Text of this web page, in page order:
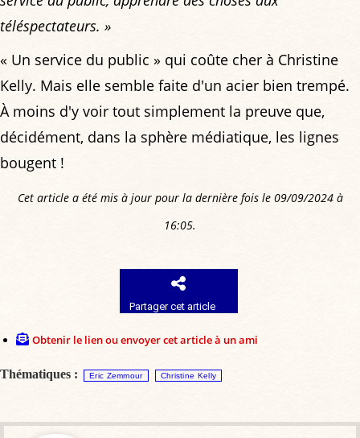
téléspectateurs. »
« Un service du public » qui coûte cher à Christine
Kelly. Mais elle semble faite d'un acier bien trempé.
À moins d'y voir tout simplement la preuve que,
décidément, dans la sphère médiatique, les lignes
bougent !
Cet article a été mis à jour pour la dernière fois le 09/09/2024 à
16:05.
Partager cet article
Obtenir le lien ou envoyer cet article à un ami
Thématiques : Eric Zemmour Christine Kelly